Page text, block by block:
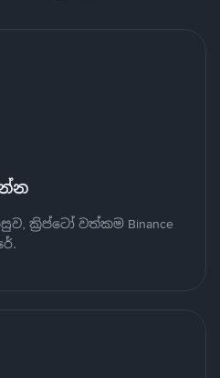
ක්‍රිප්ටෝ වත්කම Binance